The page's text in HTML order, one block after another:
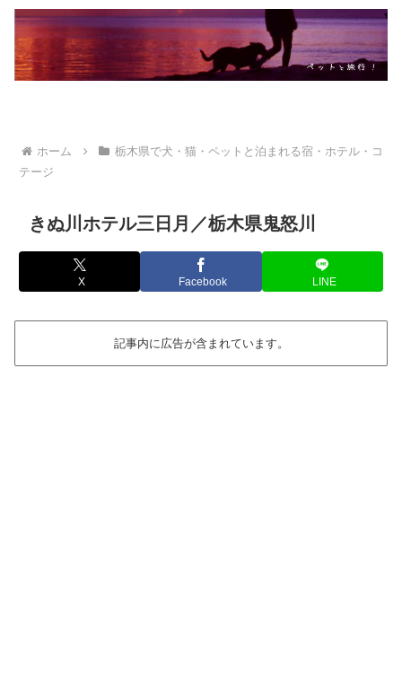
ホーム
栃木県で犬・猫・ペットと泊まれる宿・ホテル・コ
テージ
きぬ川ホテル三日月／栃木県鬼怒川
X Facebook LINE
記事内に広告が含まれています。